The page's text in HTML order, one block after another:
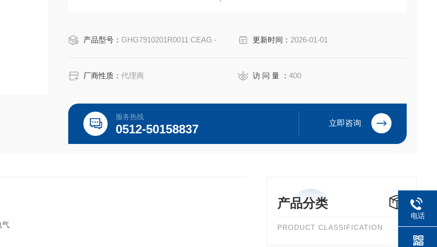
产品型号： GHG7910201R0011 CEAG - 更新时间： 2026-01-01
厂商性质：代理商 访 问 量 ：400
服务热线
0512-50158837 立即咨询
产品分类
PRODUCT CLASSIFICATION
气
电话